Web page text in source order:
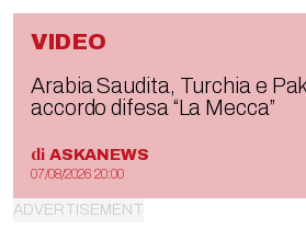
VIDEO
Arabia Saudita, Turchia e
accordo difesa “La Mecca”
di ASKANEWS
07/08/2026 20:00